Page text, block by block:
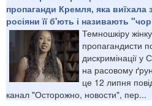
пропаганди Кремля, яка
росіяни її б'ють і називають
Темношкіру
пропагандисти
дискримінації у
на расовому
це 12 липня
канал "Осторожно, новости", пер...